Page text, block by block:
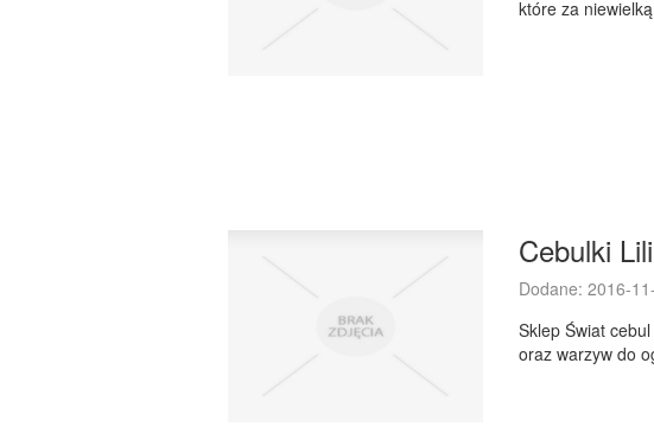
które za
Cebulki
Dodane: 2016-
Sklep Świat
oraz warzyw do